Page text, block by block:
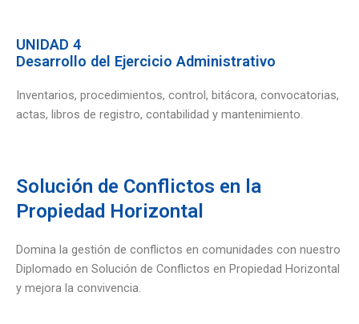
UNIDAD 4
Desarrollo del Ejercicio Administrativo
Inventarios, procedimientos, control, bitácora, convocatorias,
actas, libros de registro, contabilidad y mantenimiento.
Solución de Conflictos en la
Propiedad Horizontal
Domina la gestión de conflictos en comunidades con nuestro
Diplomado en Solución de Conflictos en Propiedad Horizontal
y mejora la convivencia.